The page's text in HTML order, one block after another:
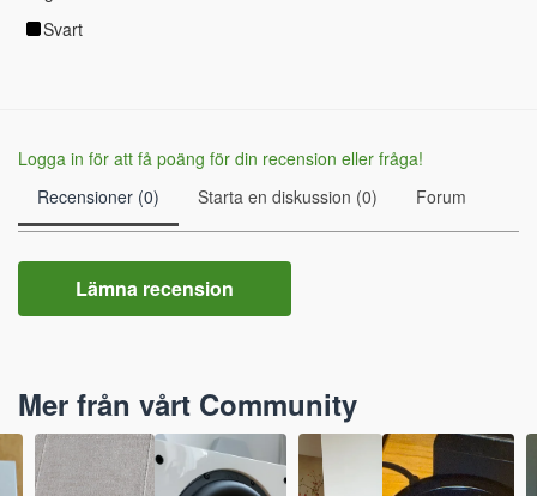
Svart
Logga in för att få poäng för din recension eller fråga!
Recensioner (0)
Starta en diskussion (0) Forum
Lämna recension
Mer från vårt Community